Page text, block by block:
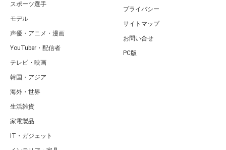
スポーツ選手
モデル
声優・アニメ・漫画
YouTuber・配信者
テレビ・映画
韓国・アジア
海外・世界
生活雑貨
家電製品
IT・ガジェット
プライバシー
サイトマップ
お問い合せ
PC版